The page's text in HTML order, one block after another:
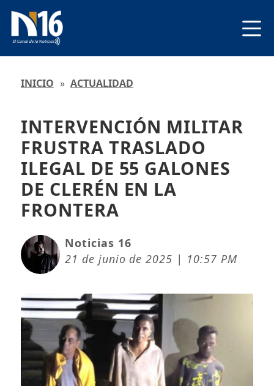
INICIO » ACTUALIDAD
INTERVENCIÓN MILITAR
FRUSTRA TRASLADO
ILEGAL DE 55 GALONES
DE CLERÉN EN LA
FRONTERA
Noticias 16
21 de junio de 2025 | 10:57 PM